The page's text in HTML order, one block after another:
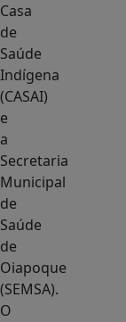
Casa
de
Saúde
Indígena
(CASAI)
e
a
Secretaria
Municipal
de
Saúde
de
Oiapoque
(SEMSA).
O